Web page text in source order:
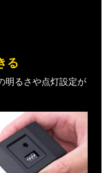
る
明るさや点灯設定が